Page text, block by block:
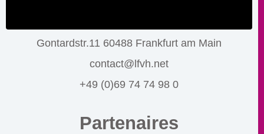
Gontardstr.11 60488 Frankfurt am Main
contact@lfvh.net
+49 (0)69 74 74 98 0
Partenaires